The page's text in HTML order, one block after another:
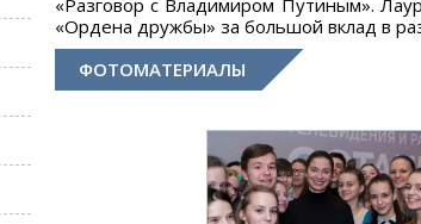
«Разговор с Владимиром Путиным».
«Ордена дружбы» за большой вклад в
ФОТОМАТЕРИАЛЫ